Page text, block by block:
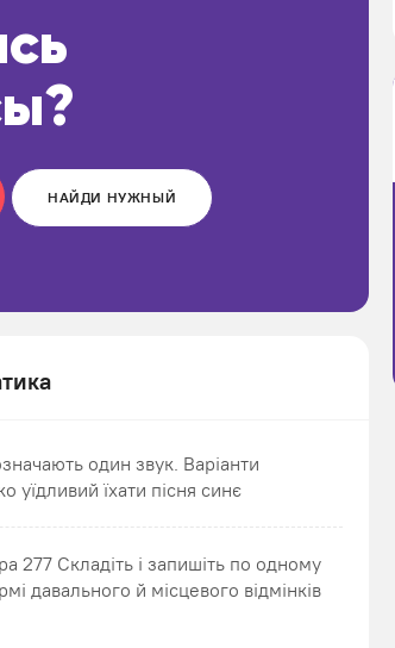
НАЙДИ НУЖНЫЙ
один звук. Варіанти
уїдливий їхати пісня синє
277 Складіть і запишіть по одному
давального й місцевого відмінків